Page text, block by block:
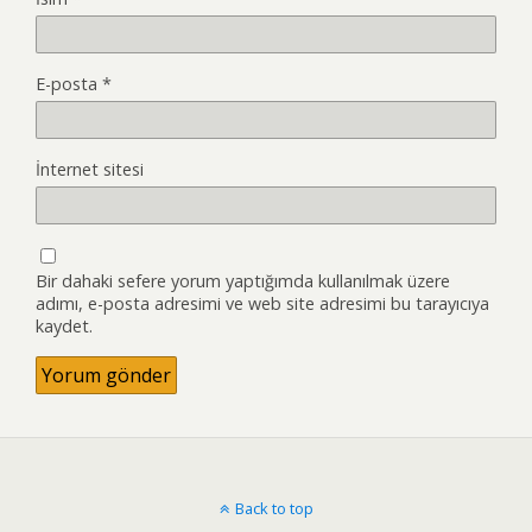
E-posta *
İnternet sitesi
Bir dahaki sefere yorum yaptığımda kullanılmak üzere
adımı, e-posta adresimi ve web site adresimi bu tarayıcıya
kaydet.
Back to top